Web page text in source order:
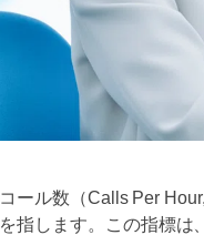
コール数（Calls Per
を指します。この指標は